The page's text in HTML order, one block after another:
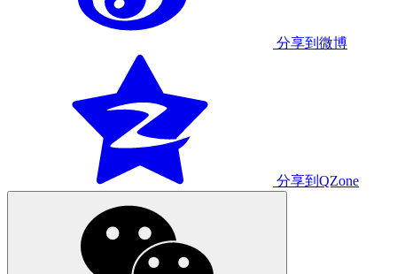
分享到微博
分享到QZone